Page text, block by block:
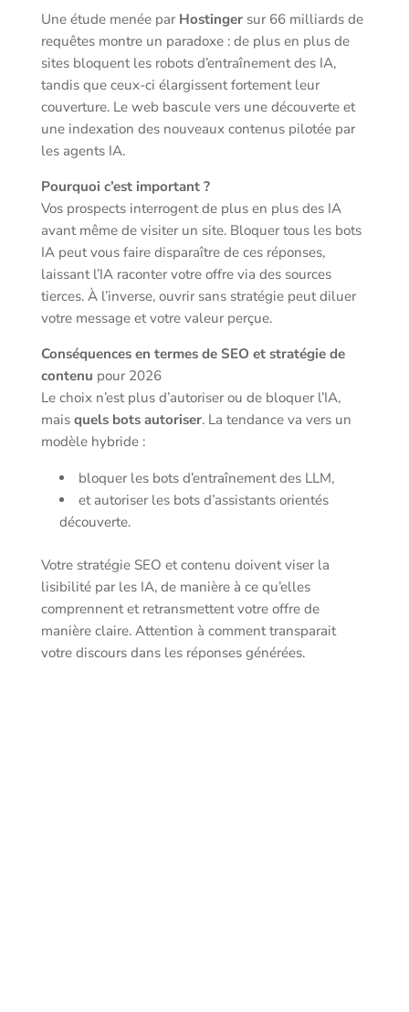
Une étude menée par Hostingersur 66 milliards de
requêtes montre un paradoxe : de plus en plus de
sites bloquent les robots d’entraînement des IA,
tandis que ceux-ci élargissent fortement leur
couverture. Le web bascule vers une découverte et
une indexation des nouveaux contenus pilotée par
les agents IA.
Pourquoi c’est important ?
Vos prospects interrogent de plus en plus des IA
avant même de visiter un site. Bloquer tous les bots
IA peut vous faire disparaître de ces réponses,
laissant l’IA raconter votre offre via des sources
tierces. À l’inverse, ouvrir sans stratégie peut diluer
votre message et votre valeur perçue.
Conséquences en termes de SEO et stratégie de
contenu pour 2026
Le choix n’est plus d’autoriser ou de bloquer l’IA,
mais quels bots autoriser. La tendance va vers un
modèle hybride :
bloquer les bots d’entraînement des LLM,
et autoriser les bots d’assistants orientés
découverte.
Votre stratégie SEO et contenu doivent viser la
lisibilité par les IA, de manière à ce qu’elles
comprennent et retransmettent votre offre de
manière claire. Attention à comment transparait
votre discours dans les réponses générées.